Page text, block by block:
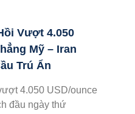
Vượt 4.050
Mỹ – Iran
Trú Ẩn
4.050 USD/ounce
đầu ngày thứ